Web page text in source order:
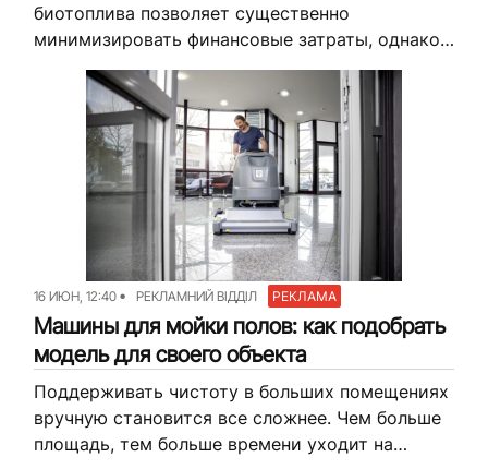
биотоплива позволяет существенно
минимизировать финансовые затраты, однако
заставляет владельцев частных домов и
предприятий детально прорабатывать
логистику его долгосрочного хранения.
Покупая пеллеты весной или летом по
максимально выгодной...
16 ИЮН, 12:40 РЕКЛАМНИЙ ВІДДІЛ РЕКЛАМА
Машины для мойки полов: как подобрать
модель для своего объекта
Поддерживать чистоту в больших помещениях
вручную становится все сложнее. Чем больше
площадь, тем больше времени уходит на